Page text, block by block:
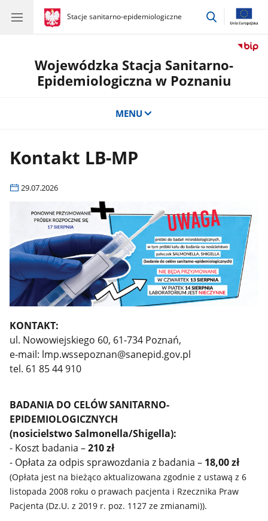
gov.pl
Stacje sanitarno-epidemiologiczne
gov.pl
Stacje
przejdź
Wojewódzka Stacja Sanitarno-
Epidemiologiczna w Poznaniu
MENU
Kontakt LB-MP
29.07.2026
KONTAKT:
ul. Nowowiejskiego 60, 61-734 Poznań,
e-mail: lmp.wssepoznan@sanepid.gov.pl
tel. 61 85 44 910
BADANIA DO CELÓW SANITARNO-
EPIDEMIOLOGICZNYCH
(nosicielstwo Salmonella/Shigella):
- Koszt badania –210 zł
- Opłata za odpis sprawozdania z badania – 18,00 zł
(Opłata jest na bieżąco aktualizowana zgodnie z ustawą z 6
listopada 2008 roku o prawach pacjenta i Rzecznika Praw
Pacjenta (Dz.U. z 2019 r. poz. 1127 ze zmianami)).